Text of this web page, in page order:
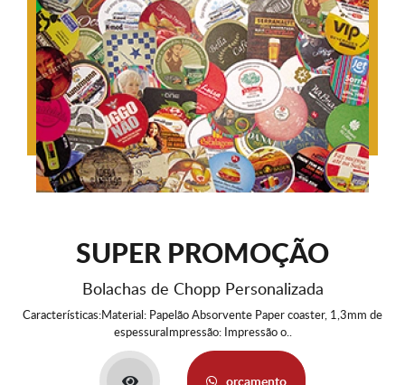
SUPER PROMOÇÃO
Bolachas de Chopp Personalizada
Características:Material: Papelão Absorvente Paper coaster, 1,3mm de
espessuraImpressão: Impressão o..
orçamento